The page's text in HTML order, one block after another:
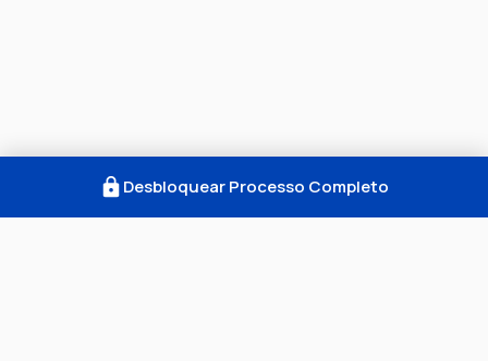
Desbloquear Processo Completo